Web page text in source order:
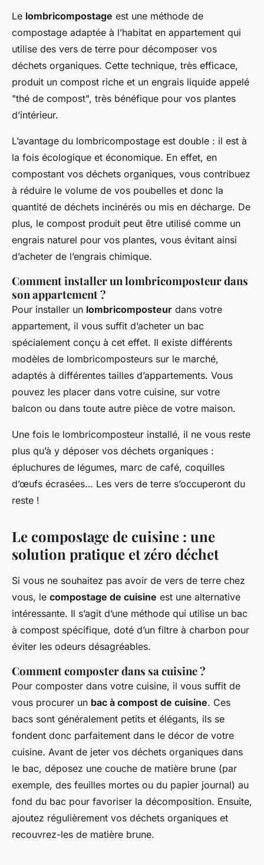
Le lombricompostage est une méthode de
compostage adaptée à l’habitat en appartement qui
utilise des vers de terre pour décomposer vos
déchets organiques. Cette technique, très efficace,
produit un compost riche et un engrais liquide appelé
"thé de compost", très bénéfique pour vos plantes
d’intérieur.
L’avantage du lombricompostage est double : il est à
la fois écologique et économique. En effet, en
compostant vos déchets organiques, vous contribuez
à réduire le volume de vos poubelles et donc la
quantité de déchets incinérés ou mis en décharge. De
plus, le compost produit peut être utilisé comme un
engrais naturel pour vos plantes, vous évitant ainsi
d’acheter de l’engrais chimique.
Comment installer un lombricomposteur dans
son appartement ?
Pour installer un lombricomposteur dans votre
appartement, il vous suffit d’acheter un bac
spécialement conçu à cet effet. Il existe différents
modèles de lombricomposteurs sur le marché,
adaptés à différentes tailles d’appartements. Vous
pouvez les placer dans votre cuisine, sur votre
balcon ou dans toute autre pièce de votre maison.
Une fois le lombricomposteur installé, il ne vous reste
plus qu’à y déposer vos déchets organiques :
épluchures de légumes, marc de café, coquilles
d’œufs écrasées… Les vers de terre s’occuperont du
reste !
Le compostage de cuisine : une
solution pratique et zéro déchet
Si vous ne souhaitez pas avoir de vers de terre chez
vous, le compostage de cuisine est une alternative
intéressante. Il s’agit d’une méthode qui utilise un bac
à compost spécifique, doté d’un filtre à charbon pour
éviter les odeurs désagréables.
Comment composter dans sa cuisine ?
Pour composter dans votre cuisine, il vous suffit de
vous procurer un bac à compost de cuisine. Ces
bacs sont généralement petits et élégants, ils se
fondent donc parfaitement dans le décor de votre
cuisine. Avant de jeter vos déchets organiques dans
le bac, déposez une couche de matière brune (par
exemple, des feuilles mortes ou du papier journal) au
fond du bac pour favoriser la décomposition. Ensuite,
ajoutez régulièrement vos déchets organiques et
recouvrez-les de matière brune.